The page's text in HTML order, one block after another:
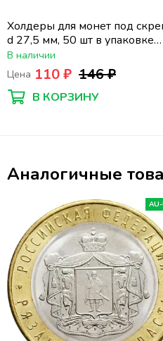
Холдеры для монет под
d 27,5 мм, 50 шт в упаковке
PCCB
В наличии
Цена 110 ₽ 146 ₽
В КОРЗИНУ
Аналогичные